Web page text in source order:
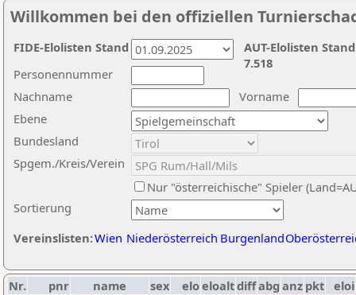
Willkommen bei den offiziellen
Nachname
Vorname
Ebene
Sortierung
Personennummer
Bundesland
Spgem./Kreis/Verein
Nur "österreichische" Spieler
Vereinslisten:Wien Niederösterreich Burgenland
AUT-Elolisten
7.518
FIDE-Elolisten Stand
Nr. pnr name sex eloeloaltdiffabg anz pkt eloi